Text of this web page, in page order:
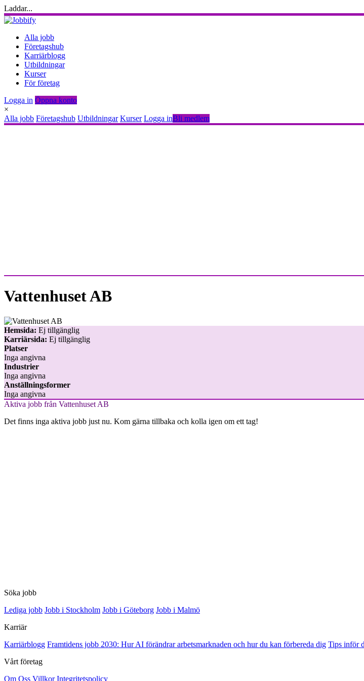
Laddar...
Alla jobb
Företagshub
Karriärblogg
Utbildningar
Kurser
För företag
Logga in Öppna konto
×
Alla jobb Företagshub Utbildningar Kurser Logga inBli medlem
Vattenhuset AB
Hemsida: Ej tillgänglig
Karriärsida: Ej tillgänglig
Platser
Inga angivna
Industrier
Inga angivna
Anställningsformer
Inga angivna
Aktiva jobb från Vattenhuset AB
Det finns inga aktiva jobb just nu. Kom gärna tillbaka och kolla igen om ett tag!
Söka jobb
Lediga jobb Jobb i Stockholm Jobb i Göteborg Jobb i Malmö
Karriär
Karriärblogg Framtidens jobb 2030: Hur AI förändrar arbetsmarknaden och hur du kan förbereda dig Tips inför
Vårt företag
Om Oss Villkor Integritetspolicy